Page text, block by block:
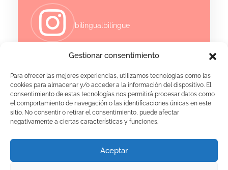
Gestionar consentimiento
Para ofrecer las mejores experiencias, utilizamos tecnologías como las
cookies para almacenar y/o acceder a la información del dispositivo. El
consentimiento de estas tecnologías nos permitirá procesar datos como
el comportamiento de navegación o las identificaciones únicas en este
sitio. No consentir o retirar el consentimiento, puede afectar
negativamente a ciertas características y funciones.
Aceptar
bilingualbilingue
+34 607 58 34 37